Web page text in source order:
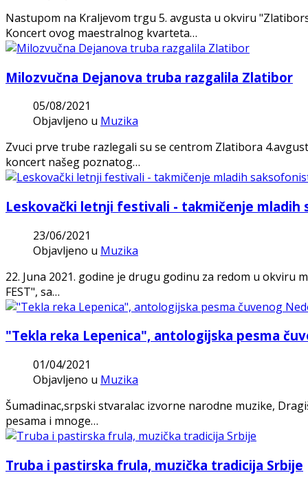
Nastupom na Kraljevom trgu 5. avgusta u okviru
Koncert ovog maestralnog kvarteta…
Milozvučna Dejanova truba razgalila Zlatibor
05/08/2021
Objavljeno u Muzika
Zvuci prve trube razlegali su se centrom Zlatibora
koncert našeg poznatog…
Leskovački letnji festivali - takmičenje mladih
23/06/2021
Objavljeno u Muzika
22. Juna 2021. godine je drugu godinu za redom u okviru
FEST", sa…
"Tekla reka Lepenica", antologijska pesma
01/04/2021
Objavljeno u Muzika
Šumadinac,srpski stvaralac izvorne narodne muzike,
pesama i mnoge…
Truba i pastirska frula, muzička tradicija Srbije